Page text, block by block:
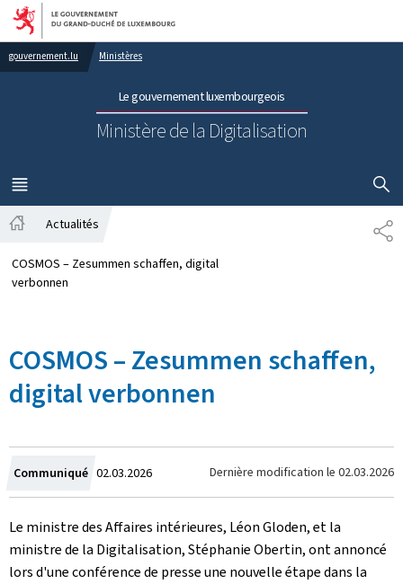
Aller au menu principal
Aller au contenu
gouvernement.lu Ministères
Le gouvernement luxembourgeois
Ministère de la Digitalisation
MENU
PRINCIPAL
Actualités
COSMOS – Zesummen schaffen, digital
verbonnen
COSMOS – Zesummen schaffen,
digital verbonnen
Communiqué Crée
le
02.03.2026 Dernière modification le 02.03.2026
Le ministre des Affaires intérieures, Léon Gloden, et la
ministre de la Digitalisation, Stéphanie Obertin, ont annoncé
lors d'une conférence de presse une nouvelle étape dans la